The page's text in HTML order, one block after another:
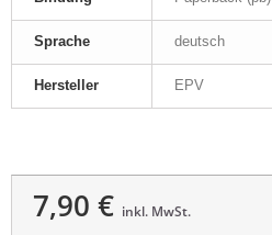
Sprache deutsch
Hersteller EPV
7,90 € inkl. MwSt.